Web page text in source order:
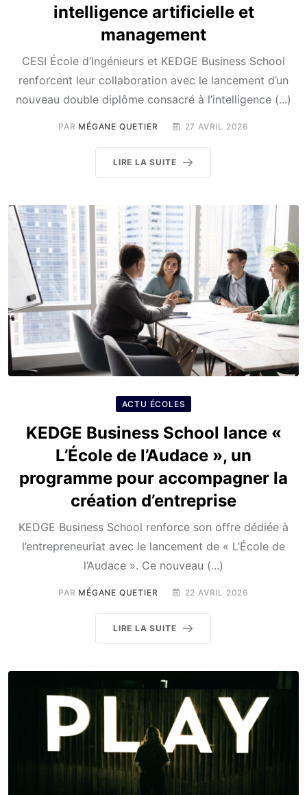
intelligence artificielle et
management
CESI École d’Ingénieurs et KEDGE Business School
renforcent leur collaboration avec le lancement d’un
nouveau double diplôme consacré à l’intelligence (...)
PAR MÉGANE QUETIER 27 AVRIL 2026
LIRE LA SUITE
ACTU ÉCOLES
KEDGE Business School lance «
L’École de l’Audace », un
programme pour accompagner la
création d’entreprise
KEDGE Business School renforce son offre dédiée à
l’entrepreneuriat avec le lancement de « L’École de
l’Audace ». Ce nouveau (...)
PAR MÉGANE QUETIER 22 AVRIL 2026
LIRE LA SUITE